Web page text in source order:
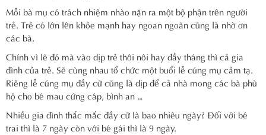
Mỗi bà mụ có trách nhiệm nhào nặn ra một bộ phận trên người
trẻ. Trẻ có lớn lên khỏe mạnh hay ngoan ngoãn cũng là nhờ ơn
các bà.
Chính vì lẽ đó mà vào dịp trẻ thôi nôi hay đầy tháng thì cả gia
đình của trẻ. Sẽ cùng nhau tổ chức một buổi lễ cúng mụ cảm tạ.
Riêng lễ cúng mụ đầy cữ cũng là dịp để cả nhà mong các bà phù
hộ cho bé mau cứng cáp, bình an …
Nhiều gia đình thắc mắc đầy cữ là bao nhiêu ngày? Đối với bé
trai thì là 7 ngày còn với bé gái thì là 9 ngày.